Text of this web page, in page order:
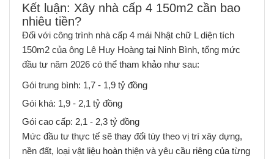
Kết luận: Xây nhà cấp 4 150m2 cần bao
nhiêu tiền?
Đối với công trình nhà cấp 4 mái Nhật chữ L diện tích
150m2 của ông Lê Huy Hoàng tại Ninh Bình, tổng mức
đầu tư năm 2026 có thể tham khảo như sau:
Gói trung bình: 1,7 - 1,9 tỷ đồng
Gói khá: 1,9 - 2,1 tỷ đồng
Gói cao cấp: 2,1 - 2,3 tỷ đồng
Mức đầu tư thực tế sẽ thay đổi tùy theo vị trí xây dựng,
nền đất, loại vật liệu hoàn thiện và yêu cầu riêng của từng